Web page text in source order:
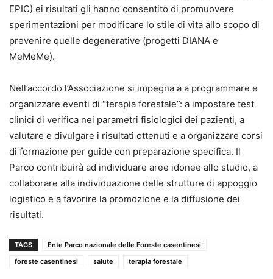
EPIC) ei risultati gli hanno consentito di promuovere
sperimentazioni per modificare lo stile di vita allo scopo di
prevenire quelle degenerative (progetti DIANA e
MeMeMe).
Nell’accordo l’Associazione si impegna a a programmare e
organizzare eventi di “terapia forestale”: a impostare test
clinici di verifica nei parametri fisiologici dei pazienti, a
valutare e divulgare i risultati ottenuti e a organizzare corsi
di formazione per guide con preparazione specifica. Il
Parco contribuirà ad individuare aree idonee allo studio, a
collaborare alla individuazione delle strutture di appoggio
logistico e a favorire la promozione e la diffusione dei
risultati.
TAGS
Ente Parco nazionale delle Foreste casentinesi
foreste casentinesi
salute terapia forestale